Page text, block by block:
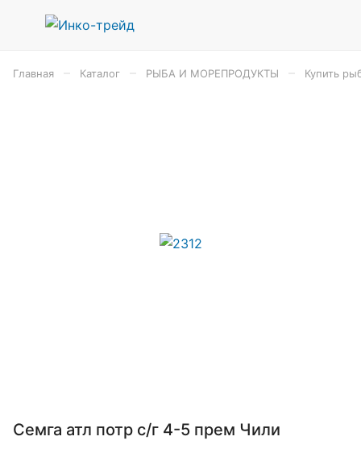
Главная Каталог РЫБА И МОРЕПРОДУКТЫ Купить
Семга атл потр с/г 4-5 прем Чили